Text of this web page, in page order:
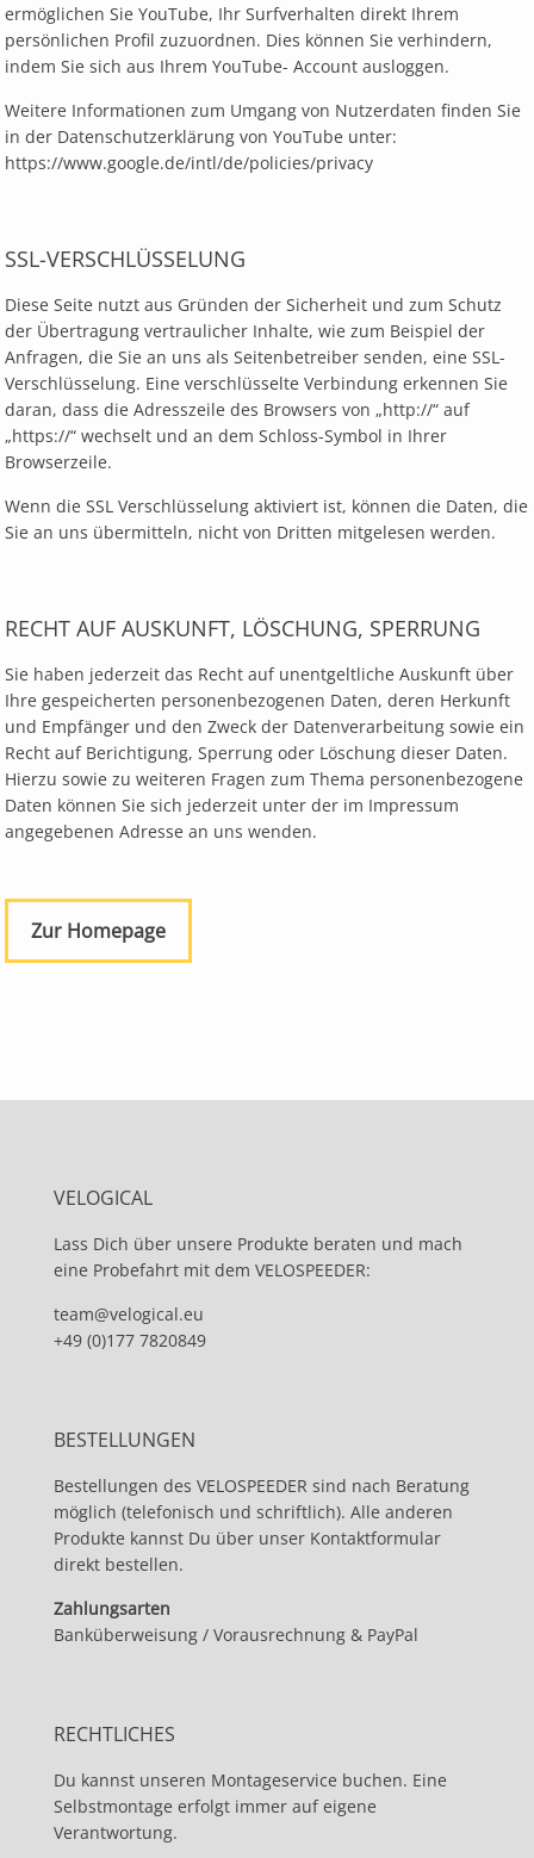
ermöglichen Sie YouTube, Ihr Surfverhalten direkt Ihrem
persönlichen Profil zuzuordnen. Dies können Sie verhindern,
indem Sie sich aus Ihrem YouTube- Account ausloggen.
Weitere Informationen zum Umgang von Nutzerdaten finden Sie
in der Datenschutzerklärung von YouTube unter:
https://www.google.de/intl/de/policies/privacy
SSL-VERSCHLÜSSELUNG
Diese Seite nutzt aus Gründen der Sicherheit und zum Schutz
der Übertragung vertraulicher Inhalte, wie zum Beispiel der
Anfragen, die Sie an uns als Seitenbetreiber senden, eine SSL-
Verschlüsselung. Eine verschlüsselte Verbindung erkennen Sie
daran, dass die Adresszeile des Browsers von „http://“ auf
„https://“ wechselt und an dem Schloss-Symbol in Ihrer
Browserzeile.
Wenn die SSL Verschlüsselung aktiviert ist, können die Daten, die
Sie an uns übermitteln, nicht von Dritten mitgelesen werden.
RECHT AUF AUSKUNFT, LÖSCHUNG, SPERRUNG
Sie haben jederzeit das Recht auf unentgeltliche Auskunft über
Ihre gespeicherten personenbezogenen Daten, deren Herkunft
und Empfänger und den Zweck der Datenverarbeitung sowie ein
Recht auf Berichtigung, Sperrung oder Löschung dieser Daten.
Hierzu sowie zu weiteren Fragen zum Thema personenbezogene
Daten können Sie sich jederzeit unter der im Impressum
angegebenen Adresse an uns wenden.
Zur Homepage
VELOGICAL
Lass Dich über unsere Produkte beraten und mach
eine Probefahrt mit dem VELOSPEEDER:
team@velogical.eu
+49 (0)177 7820849
BESTELLUNGEN
Bestellungen des VELOSPEEDER sind nach Beratung
möglich (telefonisch und schriftlich). Alle anderen
Produkte kannst Du über unser Kontaktformular
direkt bestellen.
Zahlungsarten
Banküberweisung / Vorausrechnung & PayPal
RECHTLICHES
Du kannst unseren Montageservice buchen. Eine
Selbstmontage erfolgt immer auf eigene
Verantwortung.